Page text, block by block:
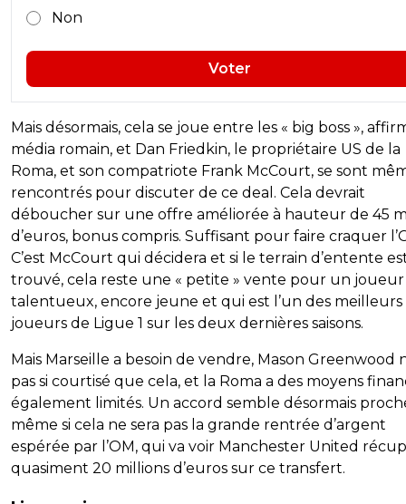
Non
Voter
Mais désormais, cela se joue entre les « big boss »,
média romain, et Dan Friedkin, le propriétaire US de la
Roma, et son compatriote Frank McCourt, se sont
rencontrés pour discuter de ce deal. Cela devrait
déboucher sur une offre améliorée à hauteur de 45
d’euros, bonus compris. Suffisant pour faire craquer
C’est McCourt qui décidera et si le terrain d’entente
trouvé, cela reste une « petite » vente pour un joueur
talentueux, encore jeune et qui est l’un des meilleurs
joueurs de Ligue 1 sur les deux dernières saisons.
Mais Marseille a besoin de vendre, Mason Greenwood
pas si courtisé que cela, et la Roma a des moyens
également limités. Un accord semble désormais
même si cela ne sera pas la grande rentrée d’argent
espérée par l’OM, qui va voir Manchester United
quasiment 20 millions d’euros sur ce transfert.